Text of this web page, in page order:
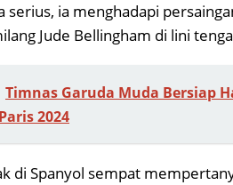
serius, ia menghadapi
Jude Bellingham di lini
Timnas Garuda Muda Bersiap
2024
di Spanyol sempat